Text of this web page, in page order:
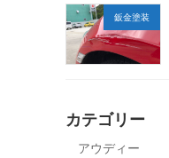
鈑金塗装
カテゴリー
アウディー